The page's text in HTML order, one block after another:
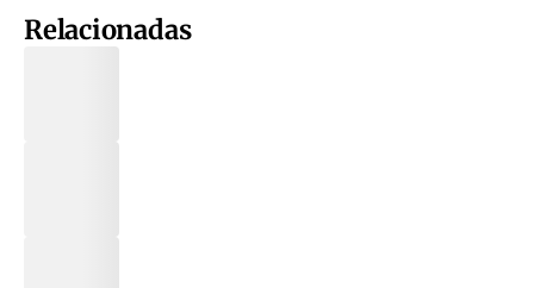
Relacionadas